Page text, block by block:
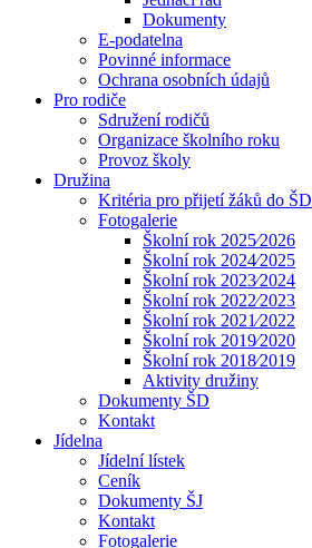
Dokumenty
E-podatelna
Povinné informace
Ochrana osobních údajů
Pro rodiče
Sdružení rodičů
Organizace školního roku
Provoz školy
Družina
Kritéria pro přijetí žáků do ŠD
Fotogalerie
Školní rok 2025⁄2026
Školní rok 2024⁄2025
Školní rok 2023⁄2024
Školní rok 2022⁄2023
Školní rok 2021⁄2022
Školní rok 2019⁄2020
Školní rok 2018⁄2019
Aktivity družiny
Dokumenty ŠD
Kontakt
Jídelna
Jídelní lístek
Ceník
Dokumenty ŠJ
Kontakt
Fotogalerie